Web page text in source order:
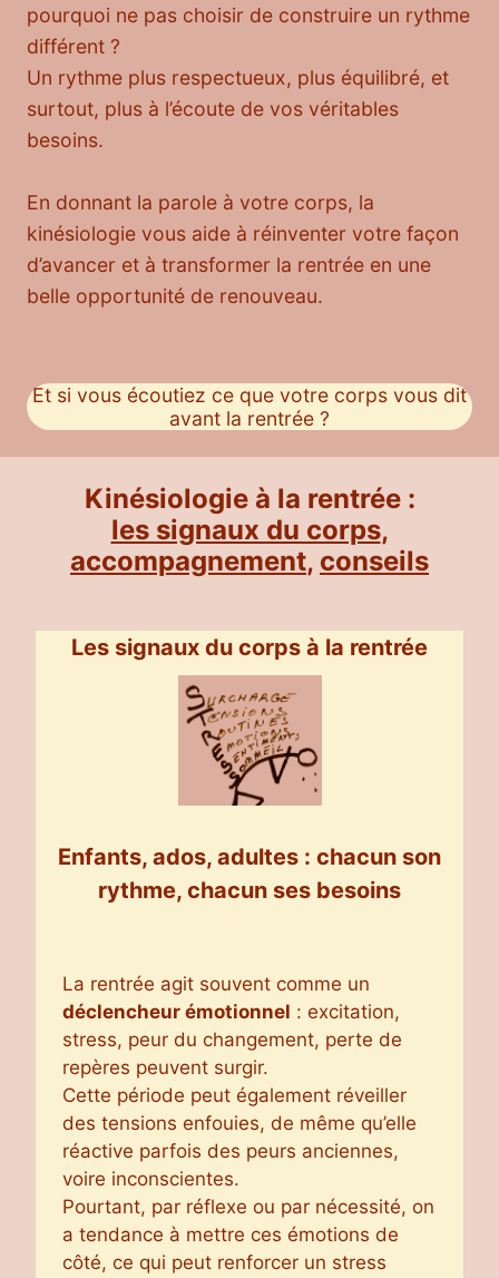
pourquoi ne pas choisir de construire un rythme
différent ?
Un rythme plus respectueux, plus équilibré, et
surtout, plus à l’écoute de vos véritables
besoins.
En donnant la parole à votre corps, la
kinésiologie vous aide à réinventer votre façon
d’avancer et à transformer la rentrée en une
belle opportunité de renouveau.
Et si vous écoutiez ce que votre corps vous dit
avant la rentrée ?
Kinésiologie à la rentrée :
les signaux du corps,
accompagnement, conseils
Les signaux du corps à la rentrée
Enfants, ados, adultes : chacun son
rythme, chacun ses besoins
La rentrée agit souvent comme un
déclencheur émotionnel : excitation,
stress, peur du changement, perte de
repères peuvent surgir.
Cette période peut également réveiller
des tensions enfouies, de même qu’elle
réactive parfois des peurs anciennes,
voire inconscientes.
Pourtant, par réflexe ou par nécessité, on
a tendance à mettre ces émotions de
côté, ce qui peut renforcer un stress